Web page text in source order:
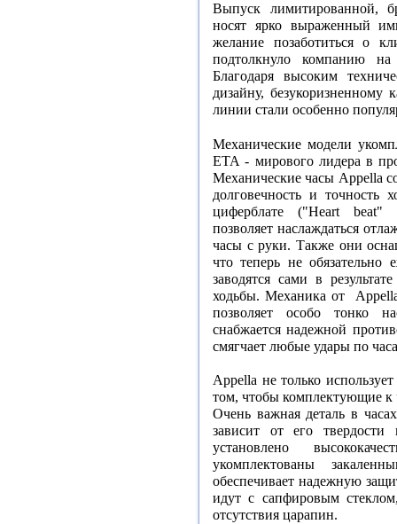
Выпуск лимитированной,
носят ярко выраженный
желание позаботиться о
подтолкнуло компанию на
Благодаря высоким
дизайну, безукоризненному
линии стали особенно
Механические модели
ETA - мирового лидера в
Механические часы Appella
долговечность и точность
циферблате ("Heart beat"
позволяет наслаждаться
часы с руки. Также они
что теперь не обязательно
заводятся сами в
ходьбы. Механика от
позволяет особо тонко
снабжается надежной
смягчает любые удары по
Appella не только
том, чтобы комплектующие к
Очень важная деталь в
зависит от его
установлено
укомплектованы
обеспечивает надежную
идут с сапфировым
отсутствия царапин.